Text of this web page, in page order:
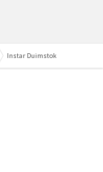
Instar Duimstok